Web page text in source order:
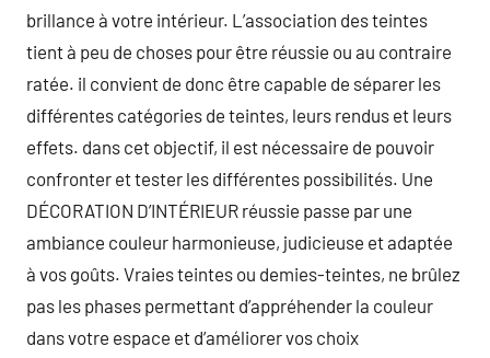
brillance à votre intérieur. L’association des teintes
tient à peu de choses pour être réussie ou au contraire
ratée. il convient de donc être capable de séparer les
différentes catégories de teintes, leurs rendus et leurs
effets. dans cet objectif, il est nécessaire de pouvoir
confronter et tester les différentes possibilités. Une
DÉCORATION D’INTÉRIEUR réussie passe par une
ambiance couleur harmonieuse, judicieuse et adaptée
à vos goûts. Vraies teintes ou demies-teintes, ne brûlez
pas les phases permettant d’appréhender la couleur
dans votre espace et d’améliorer vos choix